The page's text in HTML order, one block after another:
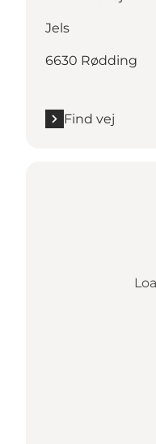
Jels
6630 Rødding
Find vej